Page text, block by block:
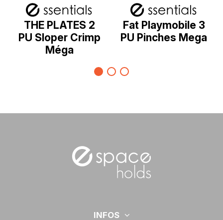
THE PLATES 2
PU Sloper Crimp
Méga
Fat Playmobile 3
PU Pinches Mega
INFOS